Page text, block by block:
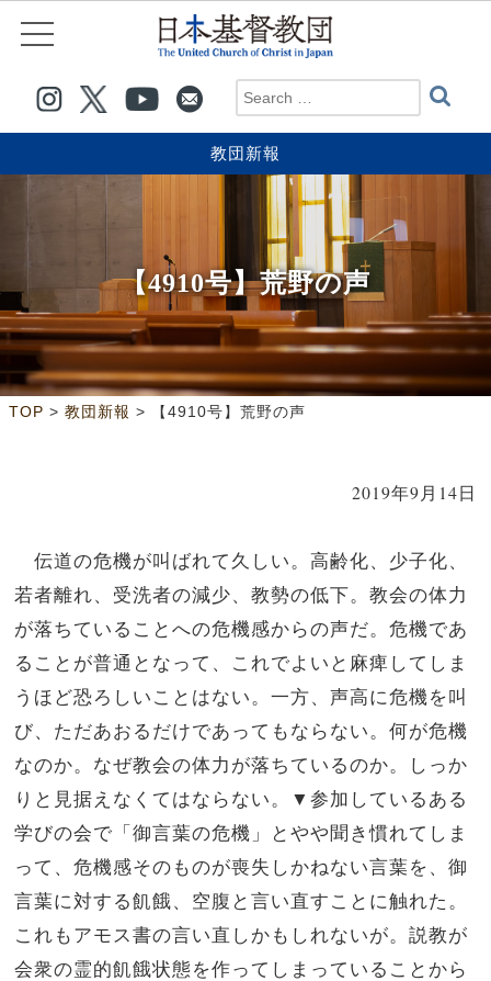
教団新報
【4910号】荒野の声
TOP > 教団新報 > 【4910号】荒野の声
2019年9月14日
伝道の危機が叫ばれて久しい。高齢化、少子化、
若者離れ、受洗者の減少、教勢の低下。教会の体力
が落ちていることへの危機感からの声だ。危機であ
ることが普通となって、これでよいと麻痺してしま
うほど恐ろしいことはない。一方、声高に危機を叫
び、ただあおるだけであってもならない。何が危機
なのか。なぜ教会の体力が落ちているのか。しっか
りと見据えなくてはならない。▼参加しているある
学びの会で「御言葉の危機」とやや聞き慣れてしま
って、危機感そのものが喪失しかねない言葉を、御
言葉に対する飢餓、空腹と言い直すことに触れた。
これもアモス書の言い直しかもしれないが。説教が
会衆の霊的飢餓状態を作ってしまっていることから